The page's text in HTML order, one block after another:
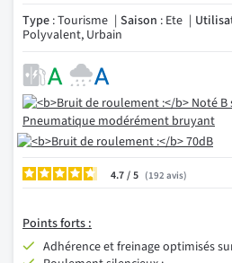
Type : Tourisme Saison : Ete
Polyvalent, Urbain
4.7/ 192 avis
Points forts :
Adhérence et freinage optimisés